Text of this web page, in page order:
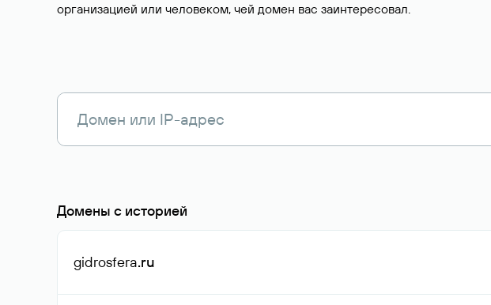
организацией или человеком, чей домен вас заинтересовал.
Домены с историей
gidrosfera.ru